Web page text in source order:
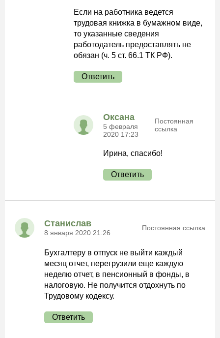
Если на работника ведется
трудовая книжка в бумажном виде,
то указанные сведения
работодатель предоставлять не
обязан (ч. 5 ст. 66.1 ТК РФ).
Ответить
Оксана
5 февраля
2020 17:23
Постоянная
ссылка
Ирина, спасибо!
Ответить
Станислав
8 января 2020 21:26
Постоянная ссылка
Бухгалтеру в отпуск не выйти каждый
месяц отчет, перегрузили еще каждую
неделю отчет, в пенсионный в фонды, в
налоговую. Не получится отдохнуть по
Трудовому кодексу.
Ответить